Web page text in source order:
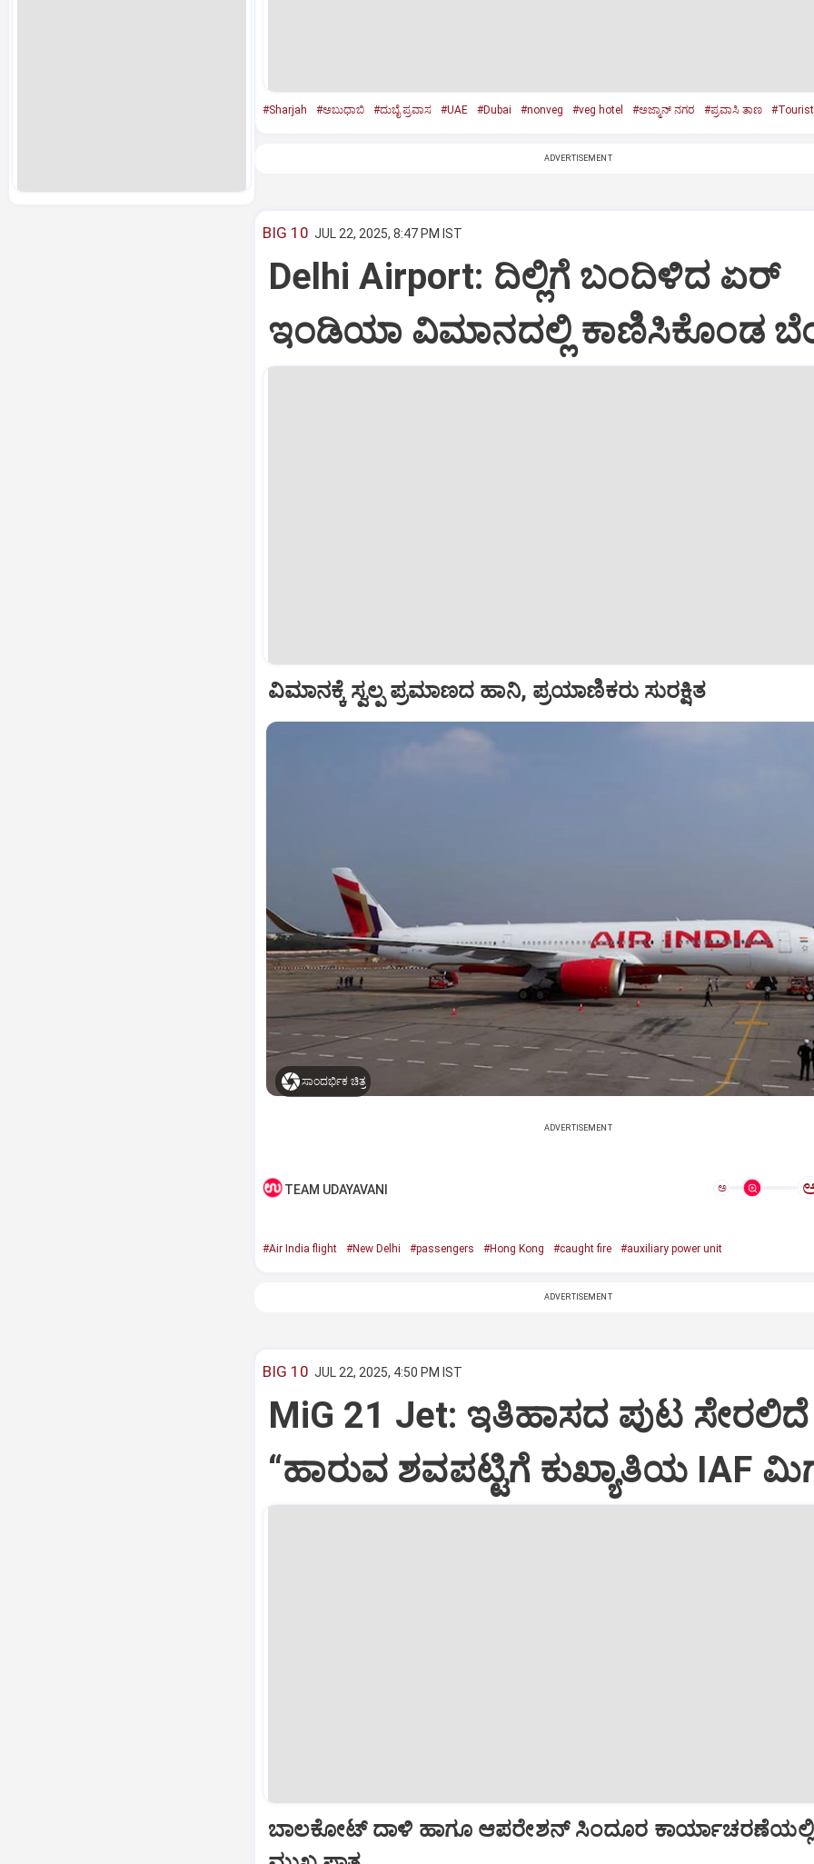
#Sharjah #ಅಬುಧಾಬಿ #ದುಬೈ ಪ್ರವಾಸ #UAE #Dubai #nonveg #veg hotel #ಅಜ್ಮಾನ್‌ ನಗರ #ಪ್ರವಾಸಿ ತಾಣ
ADVERTISEMENT
BIG 10 JUL 22, 2025, 8:47 PM IST
Delhi Airport: ದಿಲ್ಲಿಗೆ ಬಂದಿಳಿದ ಏರ್‌
ಇಂಡಿಯಾ ವಿಮಾನದಲ್ಲಿ ಕಾಣಿಸಿಕೊಂಡ
ವಿಮಾನಕ್ಕೆ ಸ್ವಲ್ಪ ಪ್ರಮಾಣದ ಹಾನಿ, ಪ್ರಯಾಣಿಕರು ಸುರಕ್ಷಿತ
ಸಾಂದರ್ಭಿಕ ಚಿತ್ರ
ADVERTISEMENT
TEAM UDAYAVANI ಅ
#Air India flight #New Delhi #passengers #Hong Kong #caught fire #auxiliary power unit
ADVERTISEMENT
BIG 10 JUL 22, 2025, 4:50 PM IST
MiG 21 Jet: ಇತಿಹಾಸದ ಪುಟ ಸೇರಲಿದೆ
“ಹಾರುವ ಶವಪಟ್ಟಿಗೆ ಕುಖ್ಯಾತಿಯ IAF
ಬಾಲಕೋಟ್‌ ದಾಳಿ ಹಾಗೂ ಆಪರೇಶನ್‌ ಸಿಂದೂರ ಕಾರ್ಯಾಚರಣೆಯಲ್ಲಿ